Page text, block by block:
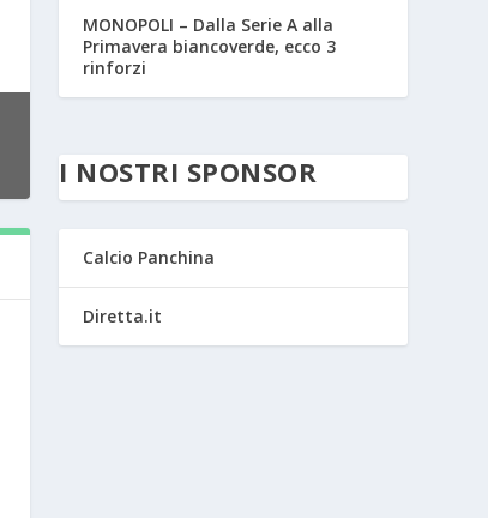
MONOPOLI – Dalla Serie A alla
Primavera biancoverde, ecco 3
rinforzi
I NOSTRI SPONSOR
Calcio Panchina
Diretta.it